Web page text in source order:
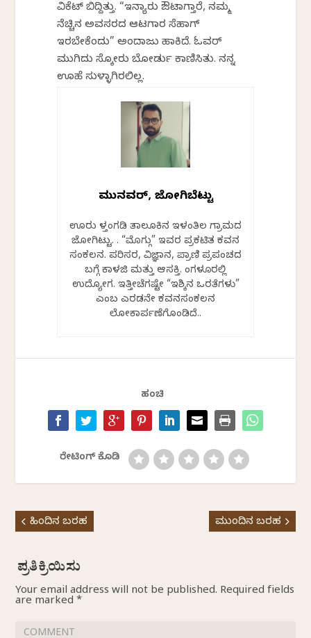
ವಿಕೆಟ್ ಬಿದ್ದಿತ್ತು. “ಇನ್ಯಾರು ಔಟಾಗ್ತಾರೆ, ನಮ್ಮ
ನೆಚ್ಚಿನ ಅವಸರದ ಆಟಗಾರ ಸೆಹ್ವಾಗ್
ಇರಬೇಕೆಂದು” ಅಂದಾಜು ಹಾಕಿದೆ. ಓವರ್
ಮುಗಿದು ಸ್ಕೋರು ಬೋರ್ಡು ಕಾಣಿಸಿತು. ನನ್ನ
ಊಹೆ ಸುಳ್ಳಾಗಿರಲಿಲ್ಲ.
ಮುನವ್ವರ್, ಜೋಗಿಬೆಟ್ಟು
ಊರು ಬೆಳ್ತಂಗಡಿ ತಾಲೂಕಿನ ಇಳಂತಿಲ ಗ್ರಾಮದ
ಜೋಗಿಬೆಟ್ಟು. . “ಮೊಗ್ಗು” ಇವರ ಪ್ರಕಟಿತ ಕವನ
ಸಂಕಲನ. ಪರಿಸರ, ವಿಜ್ಞಾನ, ಪ್ರಾಣಿ ಪ್ರಪಂಚದ
ಬಗ್ಗೆ ಕಾಳಜಿ ಮತ್ತು ಆಸಕ್ತಿ. ಬೆಂಗಳೂರಲ್ಲಿ
ಉದ್ಯೋಗ. ಇತ್ತೀಚೆಗಷ್ಟೇ “ಇಶ್ಕಿನ ಒರತೆಗಳು”
ಎಂಬ ಎರಡನೇ ಕವನಸಂಕಲನ
ಲೋಕಾರ್ಪಣೆಗೊಂಡಿದೆ..
ಹಂಚಿ
ರೇಟಿಂಗ್ ಕೊಡಿ
ಹಿಂದಿನ ಬರಹ ಮುಂದಿನ ಬರಹ
Your email address will not be published. Required fields
are marked *